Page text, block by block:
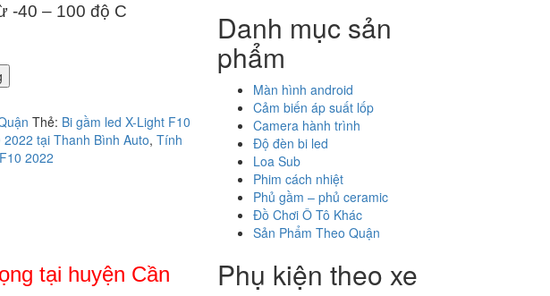
-40 – 100 độ C
Thẻ: Bi gầm led X-Light F10
tại Thanh Bình Auto, Tính
2022
tại huyện Cần
Danh mục sản
phẩm
Màn hình android
Cảm biến áp suất lốp
Camera hành trình
Độ đèn bi led
Loa Sub
Phim cách nhiệt
Phủ gầm – phủ ceramic
Đồ Chơi Ô Tô Khác
Sản Phẩm Theo Quận
Phụ kiện theo xe